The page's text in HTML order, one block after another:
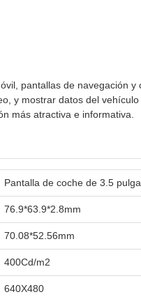
pantallas de navegación
y mostrar datos del
más atractiva e informativa.
Pantalla de coche de 3.5
76.9*63.9*2.8mm
70.08*52.56mm
400Cd/m2
640X480